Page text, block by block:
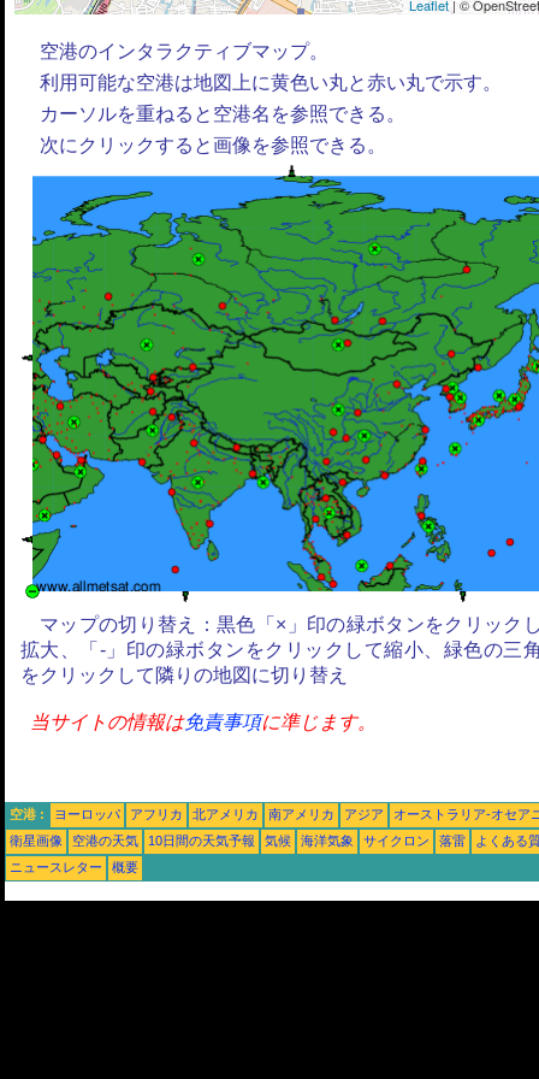
Leaflet | ©
空港のインタラクティブマップ。
利用可能な空港は地図上に黄色い丸と赤い丸で示す。
カーソルを重ねると空港名を参照できる。
次にクリックすると画像を参照できる。
マップの切り替え：黒色「×」印の緑ボタンをクリック
拡大、「-」印の緑ボタンをクリックして縮小、緑色の三
をクリックして隣りの地図に切り替え
当サイトの情報は免責事項に準じます。
空港 : ヨーロッパ アフリカ 北アメリカ 南アメリカ アジア
オーストラリア-オセア
衛星画像
空港の天気 10日間の天気予報 気候 海洋気象 サイクロン 落雷
よくある
ニュースレター
概要